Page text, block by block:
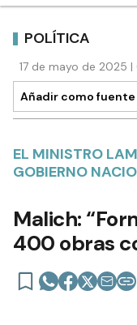
POLÍTICA
17 de mayo de 2025
Añadir como fuente
EL MINISTRO
GOBIERNO
Malich:
400 obras